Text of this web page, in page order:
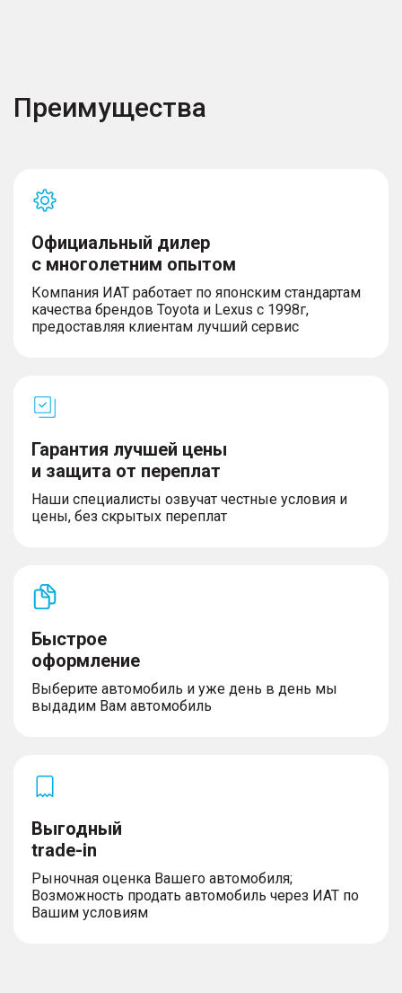
Преимущества
Официальный дилер
с многолетним опытом
Компания ИАТ работает по японским стандартам
качества брендов Toyota и Lexus с 1998г,
предоставляя клиентам лучший сервис
Гарантия лучшей цены
и защита от переплат
Наши специалисты озвучат честные условия и
цены, без скрытых переплат
Быстрое
оформление
Выберите автомобиль и уже день в день мы
выдадим Вам автомобиль
Выгодный
trade-in
Рыночная оценка Вашего автомобиля;
Возможность продать автомобиль через ИАТ по
Вашим условиям